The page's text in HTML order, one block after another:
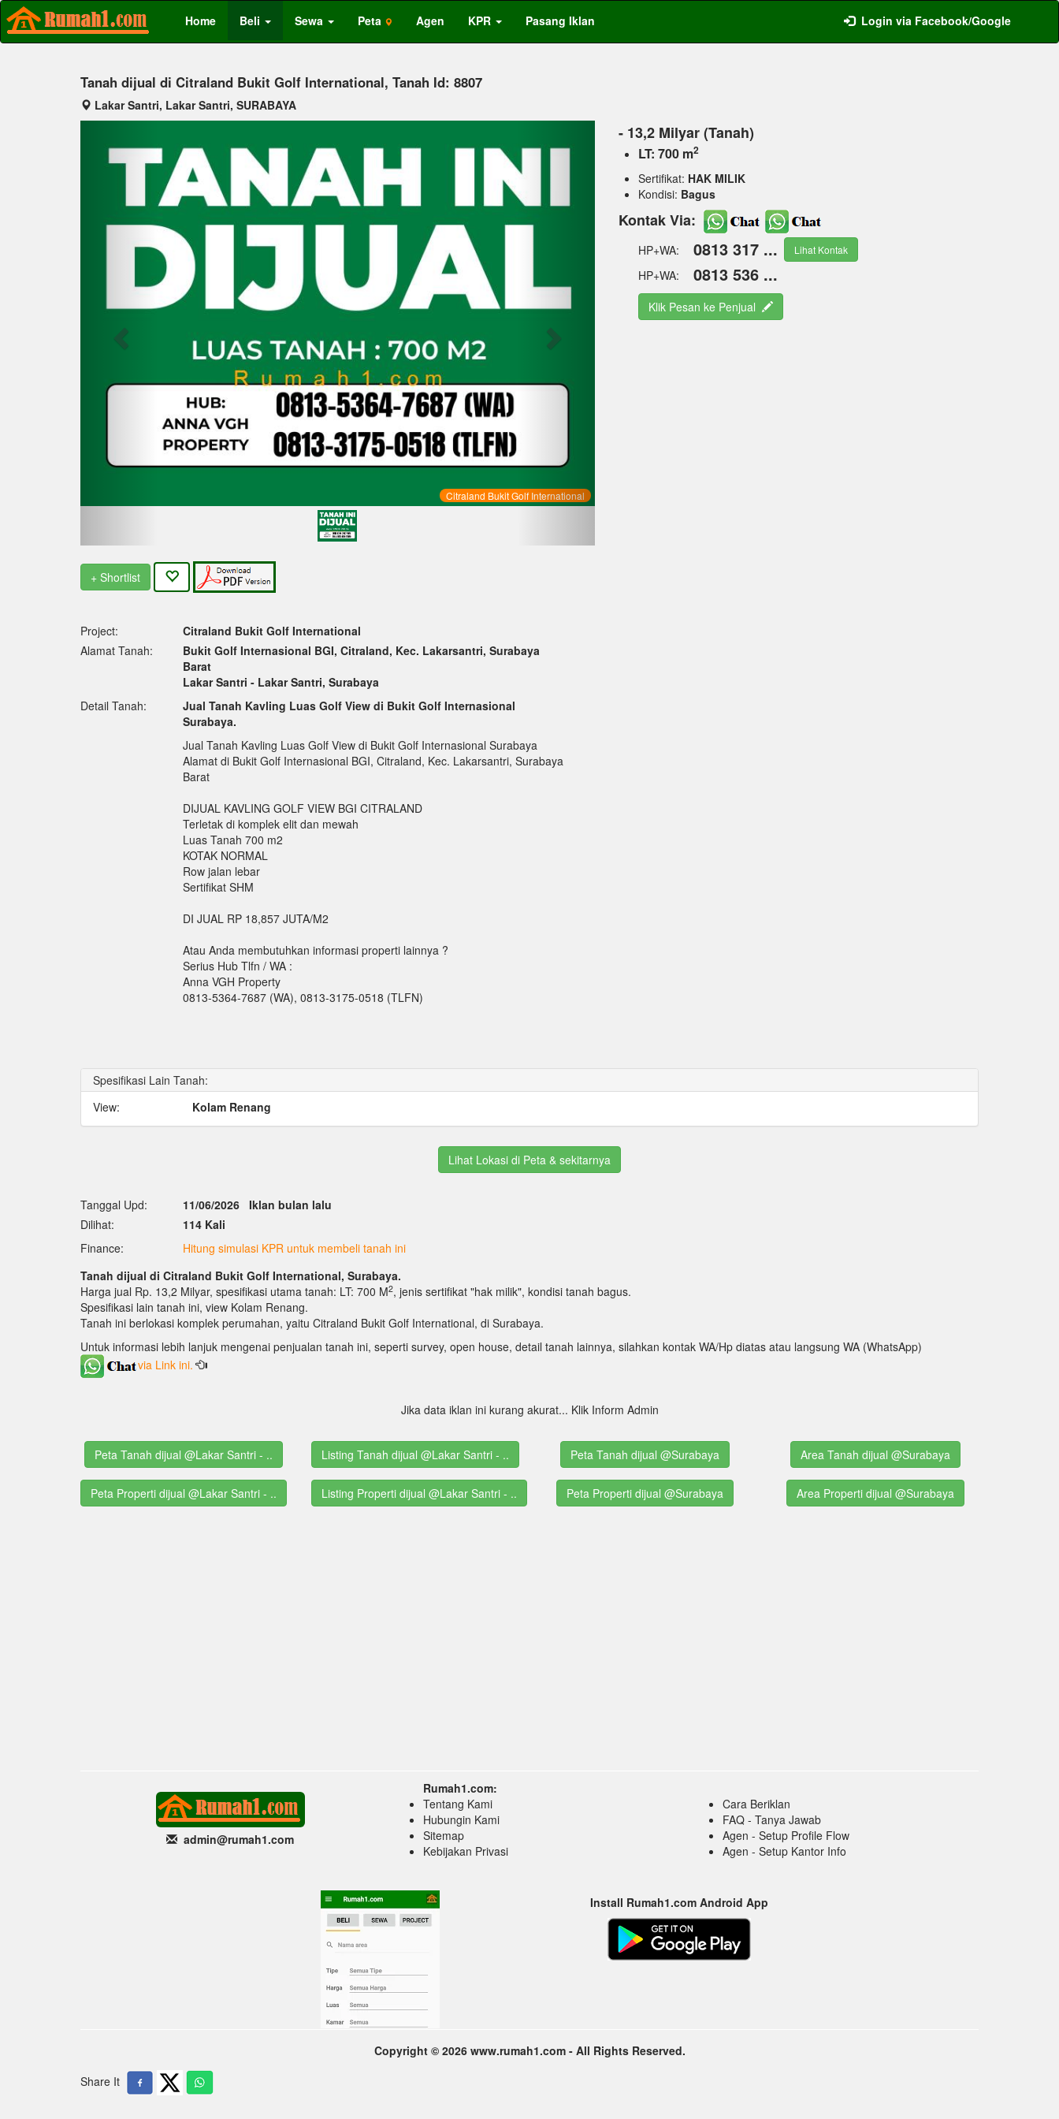
Home Beli Sewa Peta Agen KPR Pasang Iklan Login via Facebook/Google
Tanah dijual di Citraland Bukit Golf International, Tanah Id: 8807
Lakar Santri, Lakar Santri, SURABAYA
Citraland Bukit Golf International
+ Shortlist
- 13,2 Milyar (Tanah)
LT: 700 m2
Sertifikat: HAK MILIK
Kondisi: Bagus
Kontak Via:
HP+WA: 0813 317 ... Lihat Kontak
HP+WA: 0813 536 ...
Klik Pesan ke Penjual
Project:
Citraland Bukit Golf International
Alamat Tanah:
Bukit Golf Internasional BGI, Citraland, Kec. Lakarsantri, Surabaya
Barat
Lakar Santri - Lakar Santri, Surabaya
Detail Tanah:
Jual Tanah Kavling Luas Golf View di Bukit Golf Internasional
Surabaya.
Jual Tanah Kavling Luas Golf View di Bukit Golf Internasional Surabaya
Alamat di Bukit Golf Internasional BGI, Citraland, Kec. Lakarsantri, Surabaya
Barat
DIJUAL KAVLING GOLF VIEW BGI CITRALAND
Terletak di komplek elit dan mewah
Luas Tanah 700 m2
KOTAK NORMAL
Row jalan lebar
Sertifikat SHM
DI JUAL RP 18,857 JUTA/M2
Atau Anda membutuhkan informasi properti lainnya ?
Serius Hub Tlfn / WA :
Anna VGH Property
0813-5364-7687 (WA), 0813-3175-0518 (TLFN)
Spesifikasi Lain Tanah:
View:
Kolam Renang
Lihat Lokasi di Peta & sekitarnya
Tanggal Upd: 11/06/2026 Iklan bulan lalu
Dilihat:
114 Kali
Finance:
Hitung simulasi KPR untuk membeli tanah ini
Tanah dijual di Citraland Bukit Golf International, Surabaya.
Harga jual Rp. 13,2 Milyar, spesifikasi utama tanah: LT: 700 M2, jenis sertifikat "hak milik", kondisi tanah bagus.
Spesifikasi lain tanah ini, view Kolam Renang.
Tanah ini berlokasi komplek perumahan, yaitu Citraland Bukit Golf International, di Surabaya.
Untuk informasi lebih lanjuk mengenai penjualan tanah ini, seperti survey, open house, detail tanah lainnya, silahkan kontak WA/Hp diatas atau langsung WA (WhatsApp)
via Link ini.
Jika data iklan ini kurang akurat... Klik Inform Admin
Peta Tanah dijual @Lakar Santri - .. Listing Tanah dijual @Lakar Santri - .. Peta Tanah dijual @Surabaya Area Tanah dijual @Surabaya
Peta Properti dijual @Lakar Santri - .. Listing Properti dijual @Lakar Santri - .. Peta Properti dijual @Surabaya Area Properti dijual @Surabaya
admin@rumah1.com
Rumah1.com:
Tentang Kami
Hubungin Kami
Sitemap
Kebijakan Privasi
Cara Beriklan
FAQ - Tanya Jawab
Agen - Setup Profile Flow
Agen - Setup Kantor Info
Install Rumah1.com Android App
Copyright © 2026 www.rumah1.com - All Rights Reserved.
Share It